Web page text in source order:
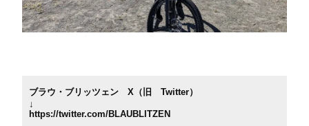
ブラウ・ブリッツェン X（旧 Twitter）
↓
https://twitter.com/BLAUBLITZEN